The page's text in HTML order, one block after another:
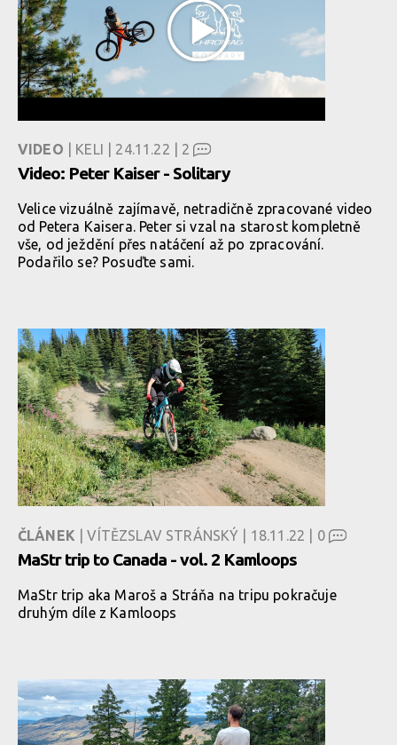
VIDEO | KELI | 24.11.22 | 2
Video: Peter Kaiser - Solitary
Velice vizuálně zajímavě, netradičně zpracované video
od Petera Kaisera. Peter si vzal na starost kompletně
vše, od ježdění přes natáčení až po zpracování.
Podařilo se? Posuďte sami.
ČLÁNEK | VÍTĚZSLAV STRÁNSKÝ | 18.11.22 | 0
MaStr trip to Canada - vol. 2 Kamloops
MaStr trip aka Maroš a Stráňa na tripu pokračuje
druhým díle z Kamloops